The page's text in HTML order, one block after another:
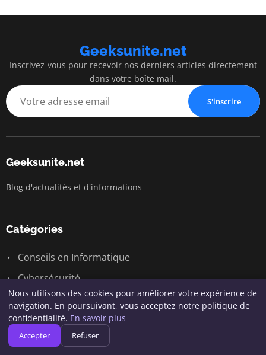
Geeksunite.net
Inscrivez-vous pour recevoir nos derniers articles directement
dans votre boîte mail.
S'inscrire
Geeksunite.net
Blog d'actualités et d'informations
Catégories
Conseils en Informatique
Cybersécurité
Développement & Programmation
Gadgets et Accessoires
Gaming & Informatique
Nous utilisons des cookies pour améliorer votre expérience de
navigation. En poursuivant, vous acceptez notre politique de
confidentialité. En savoir plus
Accepter Refuser